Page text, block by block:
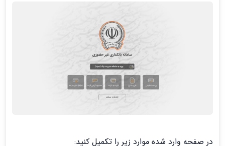
در صفحه وارد شده موارد زیر را تکمیل کنید: